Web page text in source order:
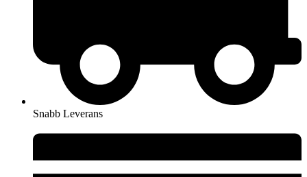
Snabb Leverans